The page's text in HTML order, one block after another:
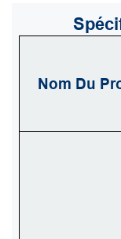
Nom Du